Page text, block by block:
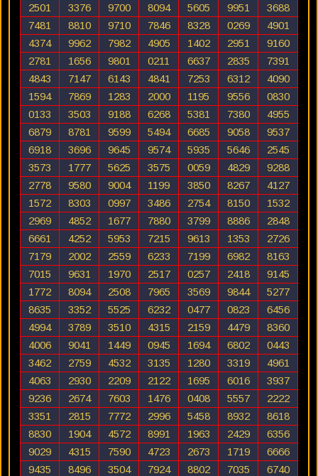
2501
3376 9700 8094 5605 9951
3688
7481
8810 9710 7846 8328 0269
4901
4374
9962 7982 4905 1402 2951
9160
2781
1656 9801 0211 6637 2835
7391
4843
7147 6143 4841 7253 6312
4090
1594
7869 1283 2000 1195 9556
0830
0133
3503 9188 6268 5381 7380
4955
6879
8781 9599 5494 6685 9058
9537
6918
3696 9645 9574 5935 5646
2545
3573
1777 5625 3575 0059 4829
9288
2778
9580 9004 1199 3850 8267
4127
1572
8303 0997 3486 2754 8150
1532
2969
4852 1677 7880 3799 8886
2848
6661
4252 5953 7215 9613 1353
2726
7179
2002 2559 6233 7199 6982
8163
7015
9631 1970 2517 0257 2418
9145
1772
8094 2508 7965 3569 9844
5277
8635
3352 5525 6232 0477 0823
6456
4994
3789 3510 4315 2159 4479
8360
4006
9041 1449 0945 1694 6802
0443
3462
2759 4532 3135 1280 3319
4961
4063
2930 2209 2122 1695 6016
3937
9236
2674 7603 1476 0408 5557
2222
3351
2815 7772 2996 5458 8932
8618
8830
1904 4572 8991 1963 2429
6356
9029
4315 7590 4723 2673 1719
6666
9435
8496 3504 7924 8802 7035
6740